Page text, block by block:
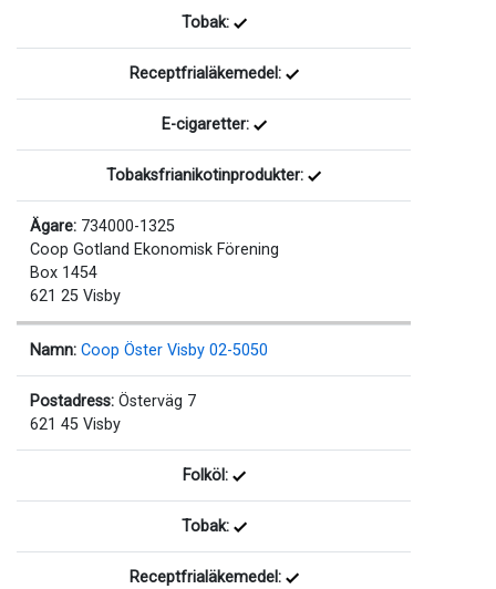
Tobak:
Receptfrialäkemedel:
E-cigaretter:
Tobaksfrianikotinprodukter:
Ägare: 734000-1325
Coop Gotland Ekonomisk Förening
Box 1454
621 25 Visby
Namn: Coop Öster Visby 02-5050
Postadress: Österväg 7
621 45 Visby
Folköl:
Tobak:
Receptfrialäkemedel: